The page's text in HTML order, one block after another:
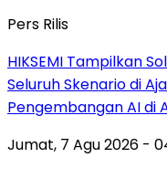
Pers Rilis
HIKSEMI Tampilkan
Seluruh Skenario di
Pengembangan AI di
Jumat, 7 Agu 2026 -